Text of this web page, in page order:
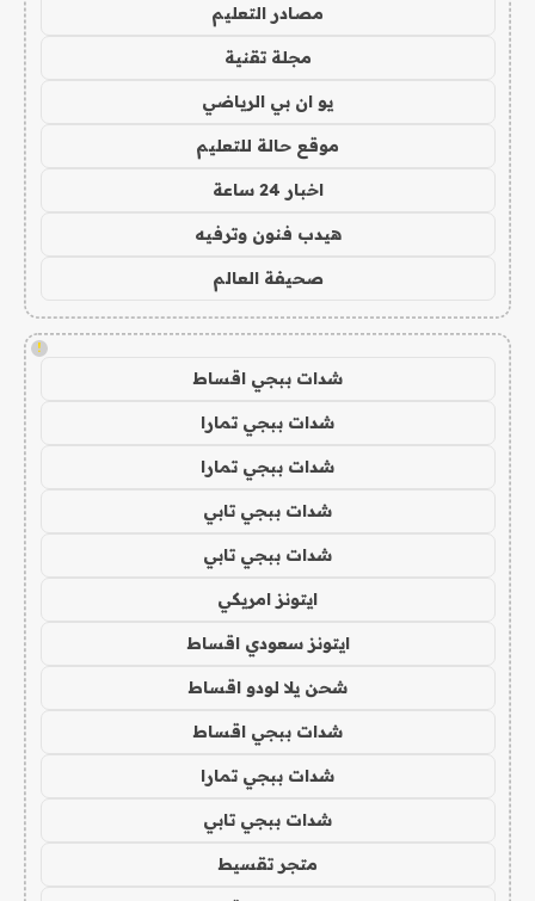
مصادر التعليم
مجلة تقنية
يو ان بي الرياضي
موقع حالة للتعليم
اخبار 24 ساعة
هيدب فنون وترفيه
صحيفة العالم
!
شدات ببجي اقساط
شدات ببجي تمارا
شدات ببجي تمارا
شدات ببجي تابي
شدات ببجي تابي
ايتونز امريكي
ايتونز سعودي اقساط
شحن يلا لودو اقساط
شدات ببجي اقساط
شدات ببجي تمارا
شدات ببجي تابي
متجر تقسيط